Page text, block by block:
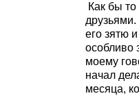
Как бы
его зятю
особливо
моему
начал
месяца,